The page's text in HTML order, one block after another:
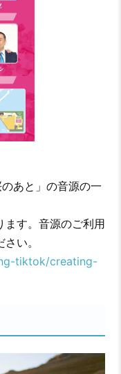
あと」の音源の一
ます。音源のご利用
い。
tiktok/creating-